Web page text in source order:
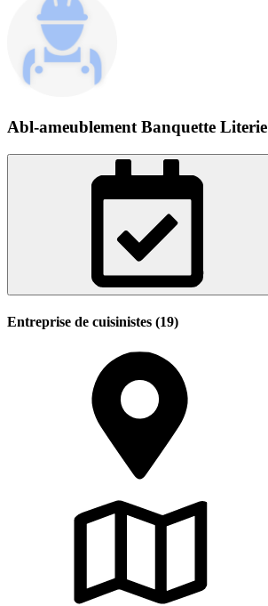
Abl-ameublement Banquette Literie
Entreprise de cuisinistes (19)